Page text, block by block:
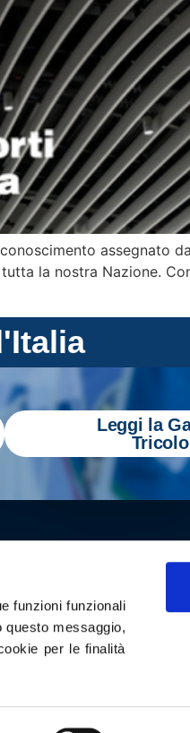
funzioni funzionali
questo messaggio,
per le finalità
assegnato
la nostra Nazione.
Leggi la